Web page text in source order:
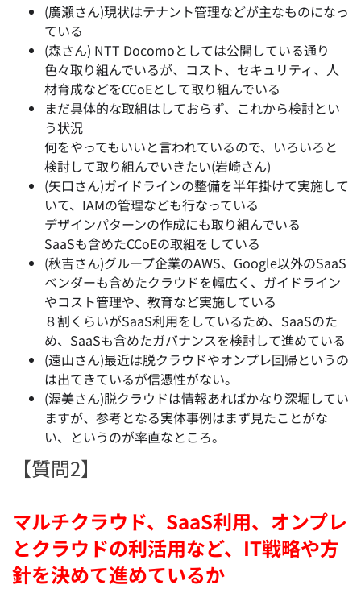
(廣瀨さん)現状はテナント管理などが主なものになっ
ている
(森さん) NTT Docomoとしては公開している通り
色々取り組んでいるが、コスト、セキュリティ、人
材育成などをCCoEとして取り組んでいる
まだ具体的な取組はしておらず、これから検討とい
う状況
何をやってもいいと言われているので、いろいろと
検討して取り組んでいきたい(岩崎さん)
(矢口さん)ガイドラインの整備を半年掛けて実施して
いて、IAMの管理なども行なっている
デザインパターンの作成にも取り組んでいる
SaaSも含めたCCoEの取組をしている
(秋吉さん)グループ企業のAWS、Google以外のSaaS
ベンダーも含めたクラウドを幅広く、ガイドライン
やコスト管理や、教育など実施している
８割くらいがSaaS利用をしているため、SaaSのた
め、SaaSも含めたガバナンスを検討して進めている
(遠山さん)最近は脱クラウドやオンプレ回帰というの
は出てきているが信憑性がない。
(渥美さん)脱クラウドは情報あればかなり深堀してい
ますが、参考となる実体事例はまず見たことがな
い、というのが率直なところ。
【質問2】
マルチクラウド、SaaS利用、オンプレ
とクラウドの利活用など、IT戦略や方
針を決めて進めているか